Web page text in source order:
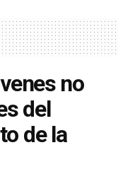
no
del
de la